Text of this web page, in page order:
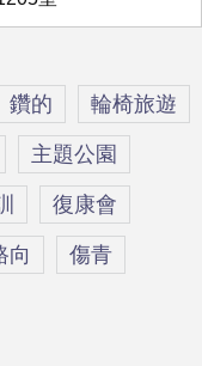
鑽的 輪椅旅遊
主題公園
復康會
向 傷青